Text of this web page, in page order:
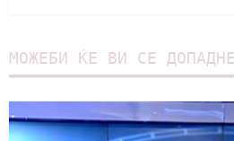
МОЖЕБИ ЌЕ ВИ СЕ ДОПАДНЕ